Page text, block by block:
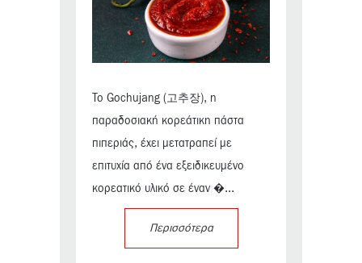
Το Gochujang (고추장), η
παραδοσιακή κορεάτικη πάστα
πιπεριάς, έχει μετατραπεί με
επιτυχία από ένα εξειδικευμένο
κορεατικό υλικό σε έναν �...
Περισσότερα